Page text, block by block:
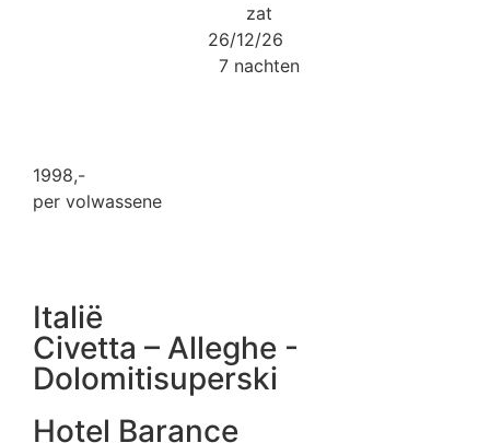
zat
26/12/26
7 nachten
1998,-
per volwassene
Italië
Civetta – Alleghe -
Dolomitisuperski
Hotel Barance